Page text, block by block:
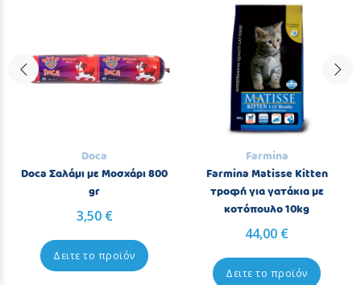
Doca
Doca Σαλάμι με Μοσχάρι 800
gr
3,50 €
Δειτε το προϊόν
Farmina
Farmina Matisse Kitten
τροφή για γατάκια με
κοτόπουλο 10kg
44,00 €
Δειτε το προϊόν